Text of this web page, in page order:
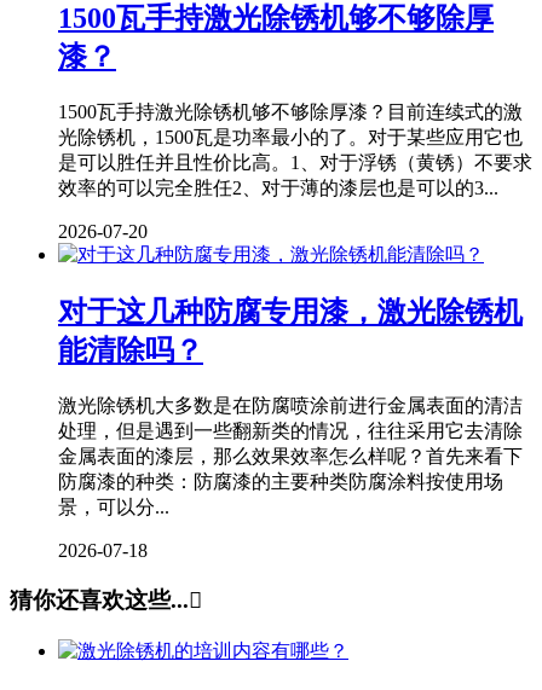
1500瓦手持激光除锈机够不够除厚
漆？
1500瓦手持激光除锈机够不够除厚漆？目前连续式的激
光除锈机，1500瓦是功率最小的了。对于某些应用它也
是可以胜任并且性价比高。1、对于浮锈（黄锈）不要求
效率的可以完全胜任2、对于薄的漆层也是可以的3...
2026-07-20
对于这几种防腐专用漆，激光除锈机
能清除吗？
激光除锈机大多数是在防腐喷涂前进行金属表面的清洁
处理，但是遇到一些翻新类的情况，往往采用它去清除
金属表面的漆层，那么效果效率怎么样呢？首先来看下
防腐漆的种类：防腐漆的主要种类防腐涂料按使用场
景，可以分...
2026-07-18
猜你还喜欢这些...